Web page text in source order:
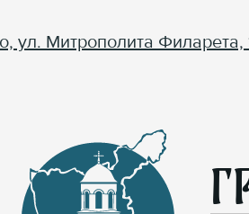
ул. Митрополита Филарета,